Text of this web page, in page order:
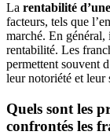
La rentabilité
facteurs, tels que
marché. En
rentabilité. Les
permettent souvent
leur notoriété et leur
Quels sont les
confrontés les